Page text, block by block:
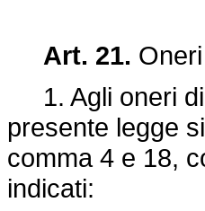
Art. 21.
1. Agli oneri di
presente legge
comma 4 e 18,
indicati: